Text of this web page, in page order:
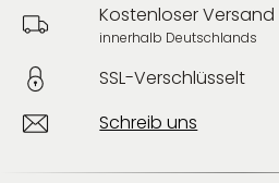
Kostenloser
innerhalb Deutschlands
SSL-Verschlüsselt
Schreib uns